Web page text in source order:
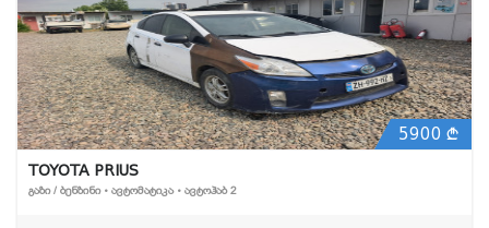
5900
TOYOTA PRIUS
ᲒᲐᲖᲘ / ᲑᲔᲜᲖᲘᲜᲘ • ᲐᲕᲢᲝᲛᲐᲢᲘᲙᲐ • ᲐᲕᲢᲝᲰᲐᲑ 2